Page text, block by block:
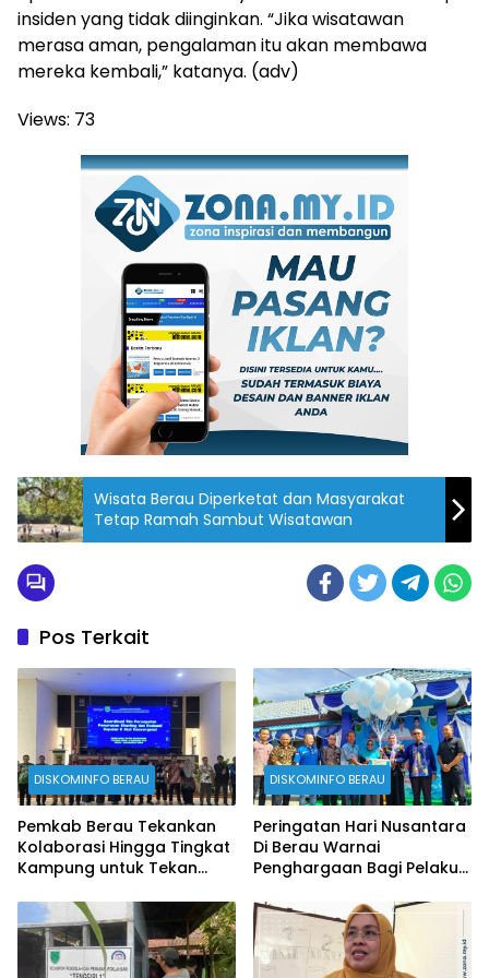
insiden yang tidak diinginkan. “Jika wisatawan
merasa aman, pengalaman itu akan membawa
mereka kembali,” katanya. (adv)
Views: 73
Wisata Berau Diperketat dan Masyarakat
Tetap Ramah Sambut Wisatawan
Pos Terkait
DISKOMINFO BERAU
Pemkab Berau Tekankan
Kolaborasi Hingga Tingkat
Kampung untuk Tekan
DISKOMINFO BERAU
Peringatan Hari Nusantara
Di Berau Warnai
Penghargaan Bagi Pelaku